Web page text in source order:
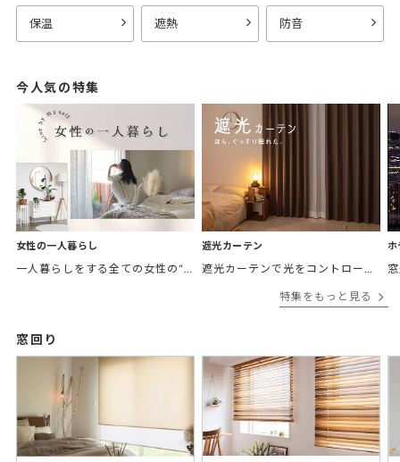
保温 遮熱 防音
今人気の特集
女性の一人暮らし
一人暮らしをする全ての女性の“欲しかったカーテン”がここにある。
遮光カーテン
遮光カーテンで光をコントロールし
特集をもっと見る
窓回り